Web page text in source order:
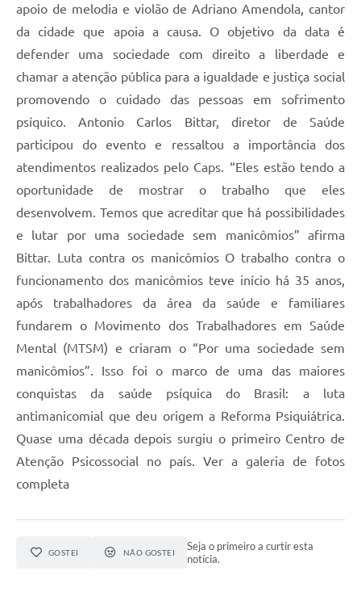
apoio de melodia e violão de Adriano Amendola, cantor
da cidade que apoia a causa. O objetivo da data é
defender uma sociedade com direito a liberdade e
chamar a atenção pública para a igualdade e justiça social
promovendo o cuidado das pessoas em sofrimento
psíquico. Antonio Carlos Bittar, diretor de Saúde
participou do evento e ressaltou a importância dos
atendimentos realizados pelo Caps. “Eles estão tendo a
oportunidade de mostrar o trabalho que eles
desenvolvem. Temos que acreditar que há possibilidades
e lutar por uma sociedade sem manicômios” afirma
Bittar. Luta contra os manicômios O trabalho contra o
funcionamento dos manicômios teve início há 35 anos,
após trabalhadores da área da saúde e familiares
fundarem o Movimento dos Trabalhadores em Saúde
Mental (MTSM) e criaram o “Por uma sociedade sem
manicômios”. Isso foi o marco de uma das maiores
conquistas da saúde psíquica do Brasil: a luta
antimanicomial que deu origem a Reforma Psiquiátrica.
Quase uma década depois surgiu o primeiro Centro de
Atenção Psicossocial no país. Ver a galeria de fotos
completa
GOSTEI NÃO GOSTEI
Seja o primeiro a curtir esta
notícia.